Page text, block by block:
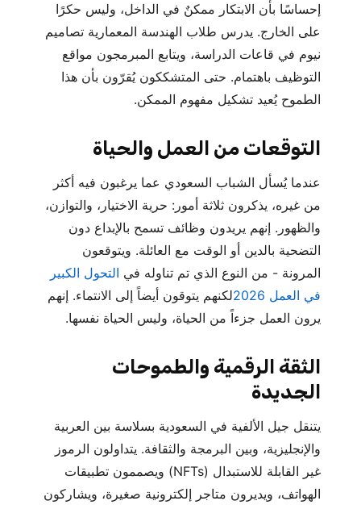
إحساسًا بأن الابتكار ممكنٌ في الداخل، وليس حكرًا
على الخارج. يدرس طلاب الهندسة المعمارية تصاميم
نيوم في قاعات الدراسة، ويتابع المبرمجون مواقع
التوظيف باهتمام. حتى المتشككون يُقرّون بأن هذا
الطموح يُعيد تشكيل مفهوم الممكن.
التوقعات من العمل والحياة
عندما يُسأل الشباب السعودي عما يرغبون فيه أكثر
من غيره، يذكرون ثلاثة أمور: حرية الاختيار، والتوازن،
والظهور. إنهم يريدون وظائف تسمح بالإبداع دون
التضحية بالدين أو الوقت مع العائلة. ويتوقعون
المرونة - من النوع الذي تم تناوله في التحول الكبير
في العمل 2026
لكنهم يتوقون أيضاً إلى الانتماء. إنهم
يرون العمل جزءاً من الحياة، وليس الحياة نفسها.
الثقة الرقمية والطموحات
الجديدة
يتنقل جيل الألفية في السعودية بسلاسة بين العربية
والإنجليزية، وبين البرمجة والثقافة. يتداولون الرموز
غير القابلة للاستبدال (NFTs) ويصممون تطبيقات
الهواتف، ويديرون متاجر إلكترونية صغيرة، ويشاركون